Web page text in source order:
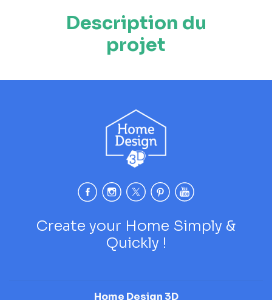
Description du
projet
Create your Home Simply &
Quickly !
Home Design 3D